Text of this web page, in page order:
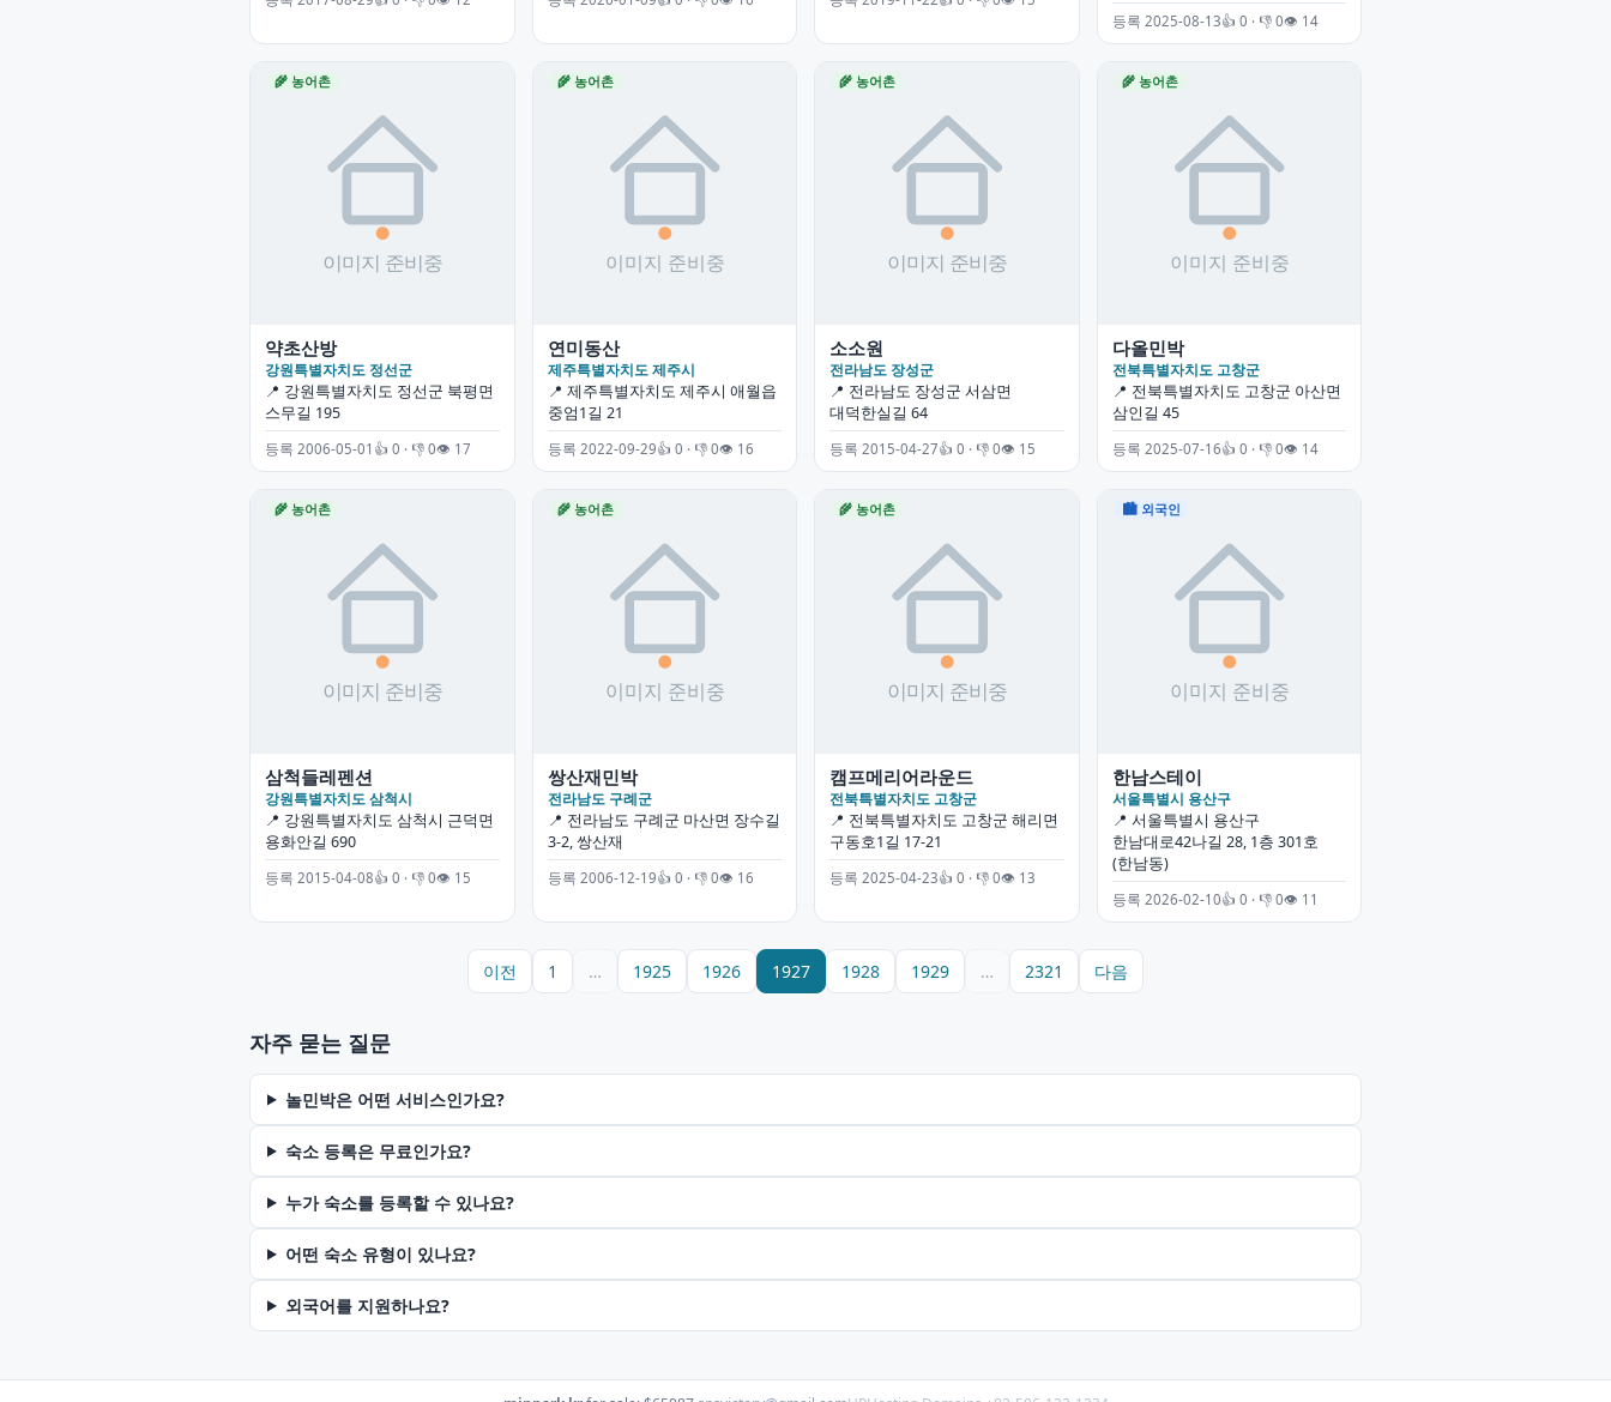
등록 2025-08-13👍 0 · 👎 0👁 14
🌾 농어촌
약초산방
강원특별자치도 정선군
📍 강원특별자치도 정선군 북평면
스무길 195
등록 2006-05-01 👍 0 · 👎 0👁 17
🌾 농어촌
연미동산
제주특별자치도 제주시
📍 제주특별자치도 제주시 애월읍
중엄1길 21
등록 2022-09-29👍 0 · 👎 0👁 16
🌾 농어촌
소소원
전라남도 장성군
📍 전라남도 장성군 서삼면
대덕한실길 64
등록 2015-04-27👍 0 · 👎 0👁 15
🌾 농어촌
다올민박
전북특별자치도 고창군
📍 전북특별자치도 고창군 아산면
삼인길 45
등록 2025-07-16👍 0 · 👎 0👁 14
🌾 농어촌
삼척들레펜션
강원특별자치도 삼척시
📍 강원특별자치도 삼척시 근덕면
용화안길 690
등록 2015-04-08👍 0 · 👎 0👁 15
🌾 농어촌
쌍산재민박
전라남도 구례군
📍 전라남도 구례군 마산면 장수길
3-2, 쌍산재
등록 2006-12-19👍 0 · 👎 0👁 16
🌾 농어촌
캠프메리어라운드
전북특별자치도 고창군
📍 전북특별자치도 고창군 해리면
구동호1길 17-21
등록 2025-04-23👍 0 · 👎 0👁 13
🏙 외국인
한남스테이
서울특별시 용산구
📍 서울특별시 용산구
한남대로42나길 28, 1층 301호
(한남동)
등록 2026-02-10👍 0 · 👎 0👁 11
이전 1 … 1925 1926 1927 1928 1929 … 2321 다음
자주 묻는 질문
놀민박은 어떤 서비스인가요?
숙소 등록은 무료인가요?
누가 숙소를 등록할 수 있나요?
어떤 숙소 유형이 있나요?
외국어를 지원하나요?